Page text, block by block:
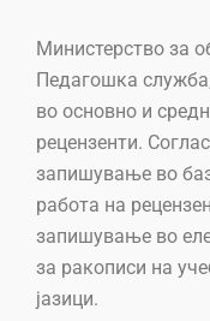
Министерство за
Педагошка
во основно и
рецензенти.
запишување во
работа на
запишување во
за ракописи на
јазици.